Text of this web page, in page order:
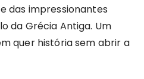
das impressionantes
da Grécia Antiga. Um
quer história sem abrir a